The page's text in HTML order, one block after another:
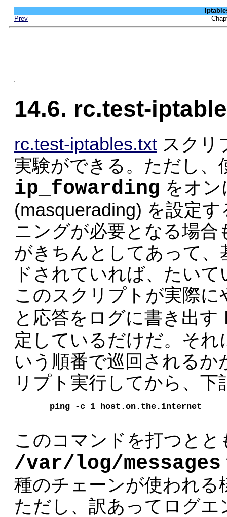
Prev
14.6. rc.test-
rc.test-iptables.txt スクリ
実験ができる。ただし
ip_fowarding をオ
(masquerading) を設定
ニングが必要となる場
がきちんとしてあって
ドされていれば、たい
このスクリプトが実際
と応答をログに書き出す
定しているだけだ。そ
いう順番で巡回される
リプト実行してから、下
ping -c 1 host.on.the.internet
このコマンドを打つとと
/var/log/messages
種のチェーンが使われる
ただし、訳あってログ